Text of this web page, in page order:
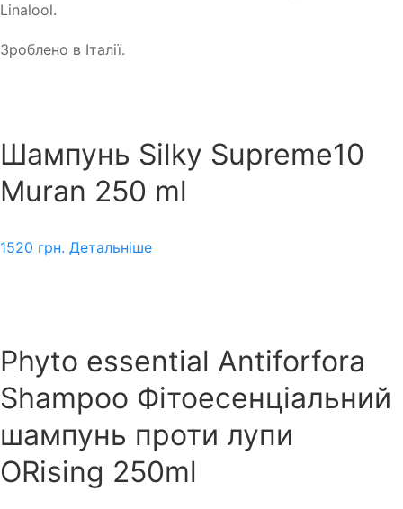
Linalool.
Зроблено в Італії.
Шампунь Silky Supreme10
Muran 250 ml
1520 грн. Детальніше
Phyto essential Antiforfora
Shampoo Фітоесенціальний
шампунь проти лупи
ORising 250ml